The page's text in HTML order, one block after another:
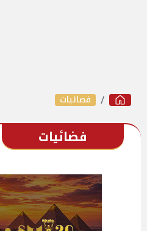
فضائيات
فضائيات